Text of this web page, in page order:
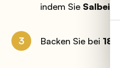
indem Sie Salbei,
3 Backen Sie bei 180°